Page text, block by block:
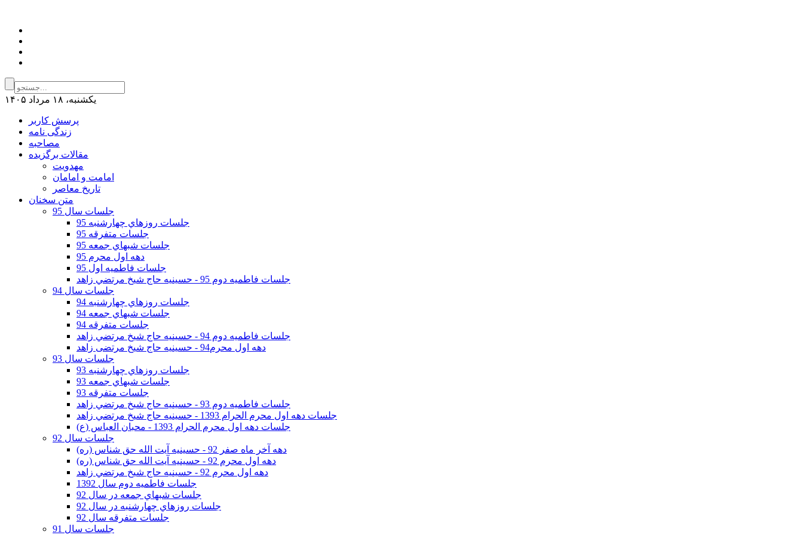
يكشنبه، ۱۸ مرداد ۱۴۰۵
پرسش کاربر
زندگی نامه
مصاحبه
مقالات برگزیده
مهدویت
امامت و امامان
تاریخ معاصر
متن سخنان
جلسات سال 95
جلسات روزهاي چهارشنبه 95
جلسات متفرقه 95
جلسات شبهاي جمعه 95
دهه اول محرم 95
جلسات فاطمیه اول 95
جلسات فاطمیه دوم 95 - حسينيه حاج شيخ مرتضي زاهد
جلسات سال 94
جلسات روزهاي چهارشنبه 94
جلسات شبهاي جمعه 94
جلسات متفرقه 94
جلسات فاطميه دوم 94 - حسينيه حاج شيخ مرتضي زاهد
دهه اول محرم94 - حسینیه حاج شیخ مرتضی زاهد
جلسات سال 93
جلسات روزهاي چهارشنبه 93
جلسات شبهاي جمعه 93
جلسات متفرقه 93
جلسات فاطميه دوم 93 - حسينيه حاج شيخ مرتضي زاهد
جلسات دهه اول محرم الحرام 1393 - حسينيه حاج شيخ مرتضي زاهد
جلسات دهه اول محرم الحرام 1393 - محبان العباس (ع)
جلسات سال 92
دهه آخر ماه صفر 92 - حسينيه آيت الله حق شناس (ره)
دهه اول محرم 92 - حسينيه آيت الله حق شناس (ره)
دهه اول محرم 92 - حسينيه حاج شيخ مرتضي زاهد
جلسات فاطميه دوم سال 1392
جلسات شبهاي جمعه در سال 92
جلسات روزهاي چهارشنبه در سال 92
جلسات متفرقه سال 92
جلسات سال 91